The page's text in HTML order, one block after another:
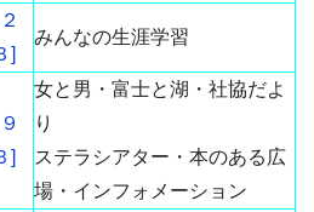
]
みんなの生涯学習
]
女と男・富士と湖・社協だよ
り
ステラシアター・本のある広
場・インフォメーション